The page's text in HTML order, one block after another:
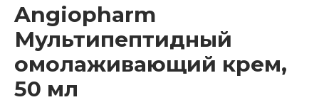
Angiopharm
Мультипептидный
омолаживающий крем,
50 мл